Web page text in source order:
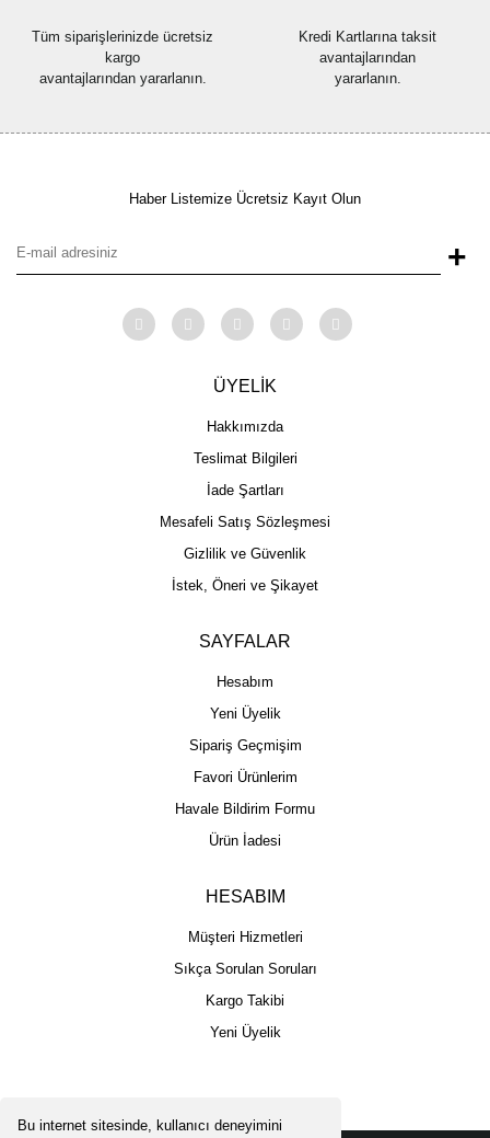
Bu internet sitesinde, kullanıcı deneyimini
Tüm siparişlerinizde ücretsiz
kargo
avantajlarından yararlanın.
Kredi Kartlarına taksit
avantajlarından
yararlanın.
Haber Listemize Ücretsiz Kayıt Olun
+
ÜYELİK
Hakkımızda
Teslimat Bilgileri
İade Şartları
Mesafeli Satış Sözleşmesi
Gizlilik ve Güvenlik
İstek, Öneri ve Şikayet
SAYFALAR
Hesabım
Yeni Üyelik
Sipariş Geçmişim
Favori Ürünlerim
Havale Bildirim Formu
Ürün İadesi
HESABIM
Müşteri Hizmetleri
Sıkça Sorulan Soruları
Kargo Takibi
Yeni Üyelik